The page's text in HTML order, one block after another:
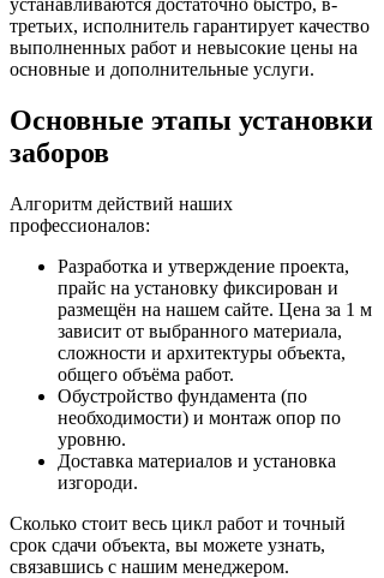
третьих, исполнитель гарантирует качество
выполненных работ и невысокие цены на
основные и дополнительные услуги.
Основные этапы установки
заборов
Алгоритм действий наших
профессионалов:
Разработка и утверждение проекта,
прайс на установку фиксирован и
размещён на нашем сайте. Цена за 1 м
зависит от выбранного материала,
сложности и архитектуры объекта,
общего объёма работ.
Обустройство фундамента (по
необходимости) и монтаж опор по
уровню.
Доставка материалов и установка
изгороди.
Сколько стоит весь цикл работ и точный
срок сдачи объекта, вы можете узнать,
связавшись с нашим менеджером.